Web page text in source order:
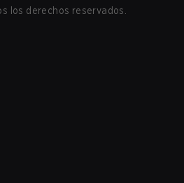
los derechos reservados.